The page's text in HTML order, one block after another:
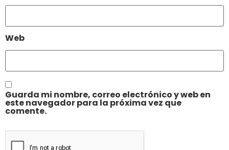
Web
Guarda mi nombre, correo electrónico y web en
este navegador para la próxima vez que
comente.